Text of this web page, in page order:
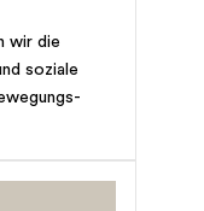
wir die
soziale
des